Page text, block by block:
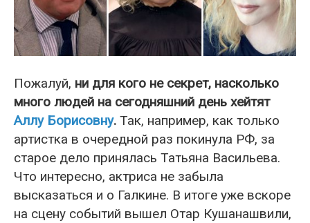
Пожалуй, ни для кого не секрет, насколько
много людей на сегодняшний день хейтят
Аллу Борисовну. Так, например, как только
артистка в очередной раз покинула РФ, за
старое дело принялась Татьяна Васильева.
Что интересно, актриса не забыла
высказаться и о Галкине. В итоге уже вскоре
на сцену событий вышел Отар Кушанашвили,